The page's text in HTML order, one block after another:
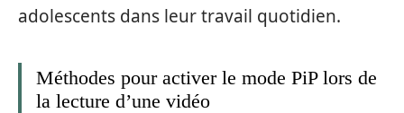
adolescents dans leur travail quotidien.
Méthodes pour activer le mode PiP lors de
la lecture d’une vidéo